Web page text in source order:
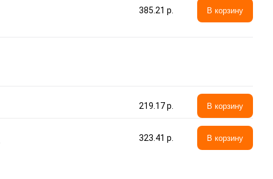
385.21 p. В корзину
219.17 p. В корзину
323.41 p. В корзину